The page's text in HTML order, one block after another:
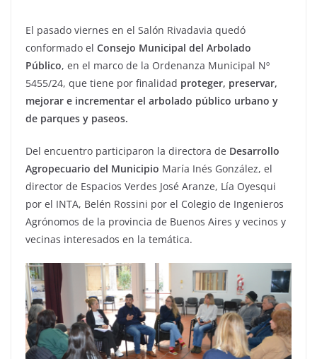
El pasado viernes en el Salón Rivadavia quedó
conformado el Consejo Municipal del Arbolado
Público, en el marco de la Ordenanza Municipal Nº
5455/24, que tiene por finalidad proteger, preservar,
mejorar e incrementar el arbolado público urbano y
de parques y paseos.
Del encuentro participaron la directora de Desarrollo
Agropecuario del Municipio María Inés González, el
director de Espacios Verdes José Aranze, Lía Oyesqui
por el INTA, Belén Rossini por el Colegio de Ingenieros
Agrónomos de la provincia de Buenos Aires y vecinos y
vecinas interesados en la temática.